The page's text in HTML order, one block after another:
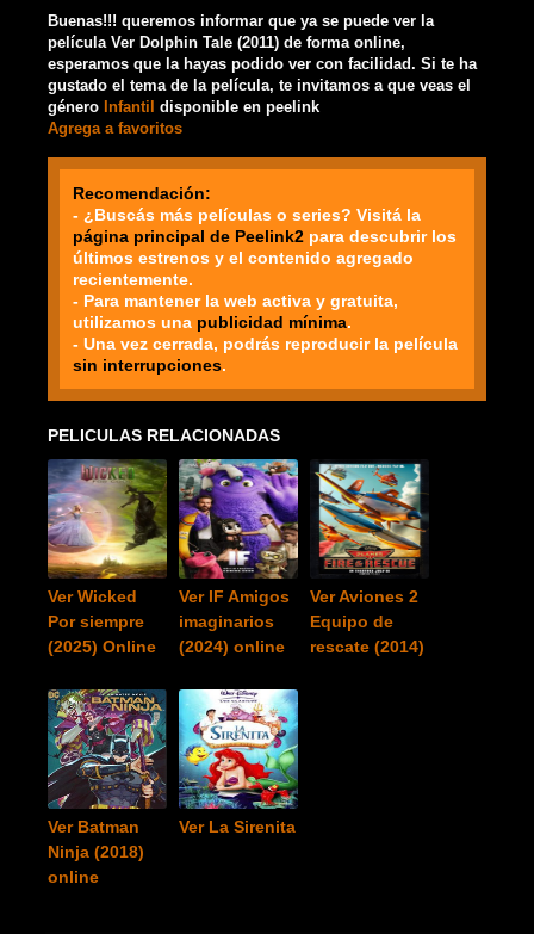
Buenas!!! queremos informar que ya se puede ver la
película Ver Dolphin Tale (2011) de forma online,
esperamos que la hayas podido ver con facilidad. Si te ha
gustado el tema de la película, te invitamos a que veas el
género Infantil disponible en peelink
Agrega a favoritos
Recomendación:
- ¿Buscás más películas o series? Visitá la
página principal de Peelink2 para descubrir los
últimos estrenos y el contenido agregado
recientemente.
- Para mantener la web activa y gratuita,
utilizamos una publicidad mínima.
- Una vez cerrada, podrás reproducir la película
sin interrupciones.
PELICULAS RELACIONADAS
Ver Wicked
Por siempre
(2025) Online
Ver IF Amigos
imaginarios
(2024) online
Ver Aviones 2
Equipo de
rescate (2014)
Ver Batman
Ninja (2018)
online
Ver La Sirenita